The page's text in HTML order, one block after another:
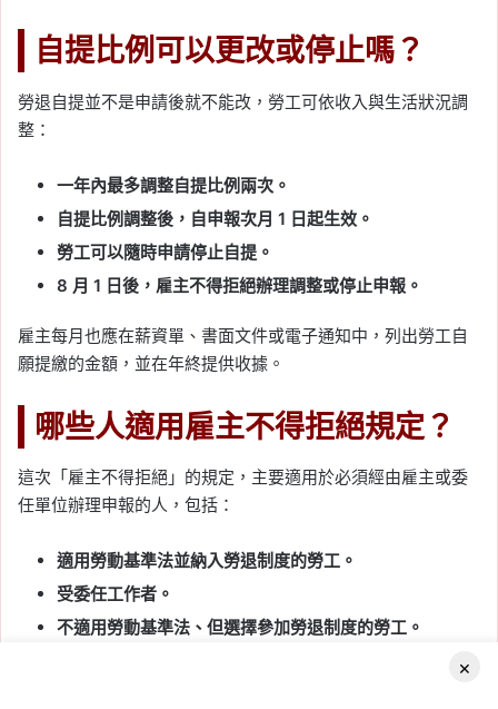
自提比例可以更改或停止嗎？
勞退自提並不是申請後就不能改，勞工可依收入與生活狀況調
整：
一年內最多調整自提比例兩次。
自提比例調整後，自申報次月 1 日起生效。
勞工可以隨時申請停止自提。
8 月 1 日後，雇主不得拒絕辦理調整或停止申報。
雇主每月也應在薪資單、書面文件或電子通知中，列出勞工自
願提繳的金額，並在年終提供收據。
哪些人適用雇主不得拒絕規定？
這次「雇主不得拒絕」的規定，主要適用於必須經由雇主或委
任單位辦理申報的人，包括：
適用勞動基準法並納入勞退制度的勞工。
受委任工作者。
不適用勞動基準法、但選擇參加勞退制度的勞工。
實際從事勞動的雇主、自營作業者也能自願提繳退休金，但因
×